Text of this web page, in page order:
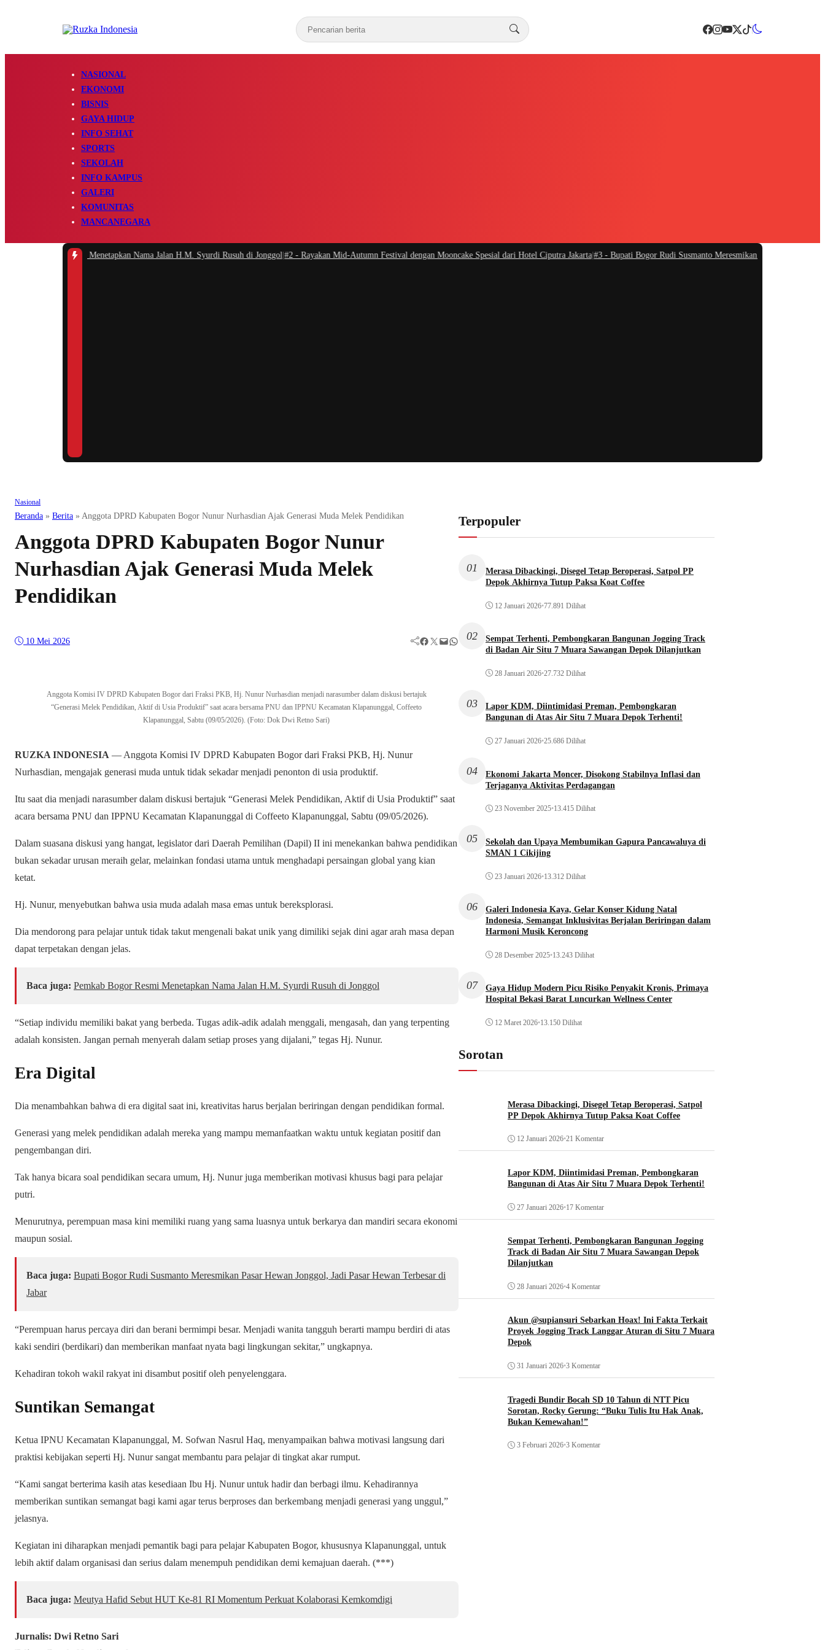
NASIONAL
EKONOMI
BISNIS
GAYA HIDUP
INFO SEHAT
SPORTS
SEKOLAH
INFO KAMPUS
GALERI
KOMUNITAS
MANCANEGARA
Bogor Resmi Menetapkan Nama Jalan H.M. Syurdi Rusuh di Jonggol|#2 -Rayakan Mid-Autumn Festival dengan Mooncake Spesial dari Hotel Ciputra Jakarta|#3 -Bupati Bogor Rudi Susmanto Meresmikan Pasar Hewan Jonggol,
Nasional
Beranda » Berita » Anggota DPRD Kabupaten Bogor Nunur Nurhasdian Ajak Generasi Muda Melek Pendidikan
Anggota DPRD Kabupaten Bogor Nunur
Nurhasdian Ajak Generasi Muda Melek
Pendidikan
10 Mei 2026 Facebook Twitter Mail WhatsApp
Anggota Komisi IV DPRD Kabupaten Bogor dari Fraksi PKB, Hj. Nunur Nurhasdian menjadi narasumber dalam diskusi bertajuk
“Generasi Melek Pendidikan, Aktif di Usia Produktif” saat acara bersama PNU dan IPPNU Kecamatan Klapanunggal, Coffeeto
Klapanunggal, Sabtu (09/05/2026). (Foto: Dok Dwi Retno Sari)
RUZKA INDONESIA — Anggota Komisi IV DPRD Kabupaten Bogor dari Fraksi PKB, Hj. Nunur
Nurhasdian, mengajak generasi muda untuk tidak sekadar menjadi penonton di usia produktif.
Itu saat dia menjadi narasumber dalam diskusi bertajuk “Generasi Melek Pendidikan, Aktif di Usia Produktif” saat
acara bersama PNU dan IPPNU Kecamatan Klapanunggal di Coffeeto Klapanunggal, Sabtu (09/05/2026).
Dalam suasana diskusi yang hangat, legislator dari Daerah Pemilihan (Dapil) II ini menekankan bahwa pendidikan
bukan sekadar urusan meraih gelar, melainkan fondasi utama untuk menghadapi persaingan global yang kian
ketat.
Hj. Nunur, menyebutkan bahwa usia muda adalah masa emas untuk bereksplorasi.
Dia mendorong para pelajar untuk tidak takut mengenali bakat unik yang dimiliki sejak dini agar arah masa depan
dapat terpetakan dengan jelas.
Baca juga: Pemkab Bogor Resmi Menetapkan Nama Jalan H.M. Syurdi Rusuh di Jonggol
“Setiap individu memiliki bakat yang berbeda. Tugas adik-adik adalah menggali, mengasah, dan yang terpenting
adalah konsisten. Jangan pernah menyerah dalam setiap proses yang dijalani,” tegas Hj. Nunur.
Era Digital
Dia menambahkan bahwa di era digital saat ini, kreativitas harus berjalan beriringan dengan pendidikan formal.
Generasi yang melek pendidikan adalah mereka yang mampu memanfaatkan waktu untuk kegiatan positif dan
pengembangan diri.
Tak hanya bicara soal pendidikan secara umum, Hj. Nunur juga memberikan motivasi khusus bagi para pelajar
putri.
Menurutnya, perempuan masa kini memiliki ruang yang sama luasnya untuk berkarya dan mandiri secara ekonomi
maupun sosial.
Baca juga: Bupati Bogor Rudi Susmanto Meresmikan Pasar Hewan Jonggol, Jadi Pasar Hewan Terbesar di
Jabar
“Perempuan harus percaya diri dan berani bermimpi besar. Menjadi wanita tangguh berarti mampu berdiri di atas
kaki sendiri (berdikari) dan memberikan manfaat nyata bagi lingkungan sekitar,” ungkapnya.
Kehadiran tokoh wakil rakyat ini disambut positif oleh penyelenggara.
Suntikan Semangat
Ketua IPNU Kecamatan Klapanunggal, M. Sofwan Nasrul Haq, menyampaikan bahwa motivasi langsung dari
praktisi kebijakan seperti Hj. Nunur sangat membantu para pelajar di tingkat akar rumput.
“Kami sangat berterima kasih atas kesediaan Ibu Hj. Nunur untuk hadir dan berbagi ilmu. Kehadirannya
memberikan suntikan semangat bagi kami agar terus berproses dan berkembang menjadi generasi yang unggul,”
jelasnya.
Kegiatan ini diharapkan menjadi pemantik bagi para pelajar Kabupaten Bogor, khususnya Klapanunggal, untuk
lebih aktif dalam organisasi dan serius dalam menempuh pendidikan demi kemajuan daerah. (***)
Baca juga: Meutya Hafid Sebut HUT Ke-81 RI Momentum Perkuat Kolaborasi Kemkomdigi
Jurnalis: Dwi Retno Sari
Terpopuler
01
Merasa Dibackingi, Disegel Tetap Beroperasi, Satpol PP
Depok Akhirnya Tutup Paksa Koat Coffee
12 Januari 2026•77.891 Dilihat
02
Sempat Terhenti, Pembongkaran Bangunan Jogging Track
di Badan Air Situ 7 Muara Sawangan Depok Dilanjutkan
28 Januari 2026•27.732 Dilihat
03
Lapor KDM, Diintimidasi Preman, Pembongkaran
Bangunan di Atas Air Situ 7 Muara Depok Terhenti!
27 Januari 2026•25.686 Dilihat
04
Ekonomi Jakarta Moncer, Disokong Stabilnya Inflasi dan
Terjaganya Aktivitas Perdagangan
23 November 2025•13.415 Dilihat
05
Sekolah dan Upaya Membumikan Gapura Pancawaluya di
SMAN 1 Cikijing
23 Januari 2026•13.312 Dilihat
06
Galeri Indonesia Kaya, Gelar Konser Kidung Natal
Indonesia, Semangat Inklusivitas Berjalan Beriringan dalam
Harmoni Musik Keroncong
28 Desember 2025•13.243 Dilihat
07
Gaya Hidup Modern Picu Risiko Penyakit Kronis, Primaya
Hospital Bekasi Barat Luncurkan Wellness Center
12 Maret 2026•13.150 Dilihat
Sorotan
Merasa Dibackingi, Disegel Tetap Beroperasi, Satpol
PP Depok Akhirnya Tutup Paksa Koat Coffee
12 Januari 2026•21 Komentar
Lapor KDM, Diintimidasi Preman, Pembongkaran
Bangunan di Atas Air Situ 7 Muara Depok Terhenti!
27 Januari 2026•17 Komentar
Sempat Terhenti, Pembongkaran Bangunan Jogging
Track di Badan Air Situ 7 Muara Sawangan Depok
Dilanjutkan
28 Januari 2026•4 Komentar
Akun @supiansuri Sebarkan Hoax! Ini Fakta Terkait
Proyek Jogging Track Langgar Aturan di Situ 7 Muara
Depok
31 Januari 2026•3 Komentar
Tragedi Bundir Bocah SD 10 Tahun di NTT Picu
Sorotan, Rocky Gerung: “Buku Tulis Itu Hak Anak,
Bukan Kemewahan!”
3 Februari 2026•3 Komentar